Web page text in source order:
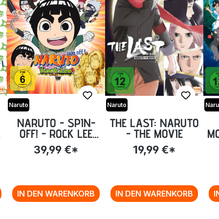
Naruto
NARUTO - SPIN-
OFF! - ROCK LEE
UND SEINE NINJA
KUMPELS - VOLUME
39,99 €*
IN DEN WARENKORB
Naruto
THE LAST: NARUTO
- THE MOVIE
19,99 €*
IN DEN WARENKORB